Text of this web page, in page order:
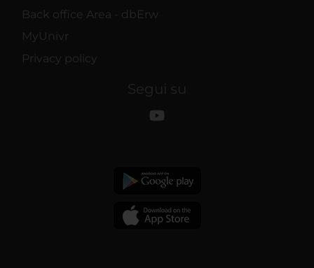
Back office Area - dbErw
MyUnivr
Privacy policy
Segui su